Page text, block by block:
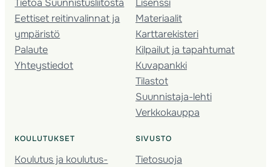
Tietoa Suunnistusliitosta
Eettiset reitinvalinnat ja
ympäristö
Palaute
Yhteystiedot
Lisenssi
Materiaalit
Karttarekisteri
Kilpailut ja tapahtumat
Kuvapankki
Tilastot
Suunnistaja-lehti
Verkkokauppa
KOULUTUKSET
Koulutus ja koulutus­
SIVUSTO
Tietosuoja